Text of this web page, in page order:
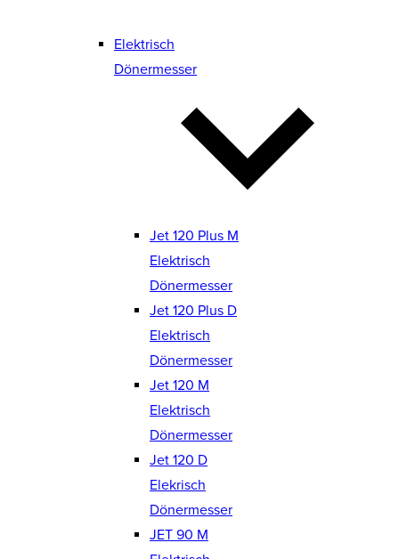
Elektrisch
Dönermesser
Jet 120 Plus M
Elektrisch
Dönermesser
Jet 120 Plus D
Elektrisch
Dönermesser
Jet 120 M
Elektrisch
Dönermesser
Jet 120 D
Elekrisch
Dönermesser
JET 90 M